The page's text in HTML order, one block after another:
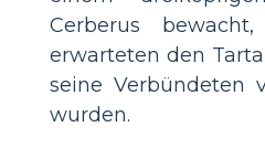
Cerberus
erwarteten den
seine Verbündeten
wurden.